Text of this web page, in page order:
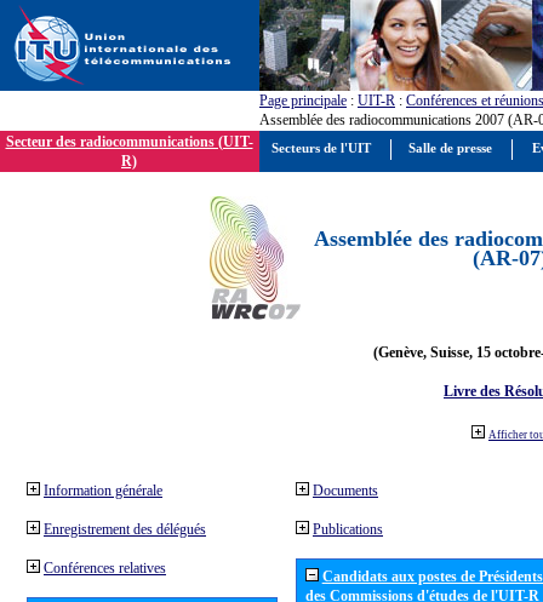
Page principale : UIT-R : Conférences et réunions
Assemblée des radiocommunications 2007 (AR-
Secteur des radiocommunications (UIT-
R)
Assemblée des
(AR-
(Genève, Suisse, 15
Livre des
Afficher
Information générale
Enregistrement des délégués
Conférences relatives
Documents
Publications
Candidats aux postes de
des Commissions d'études de l'UIT-
Secteurs de l'UIT Salle de presse